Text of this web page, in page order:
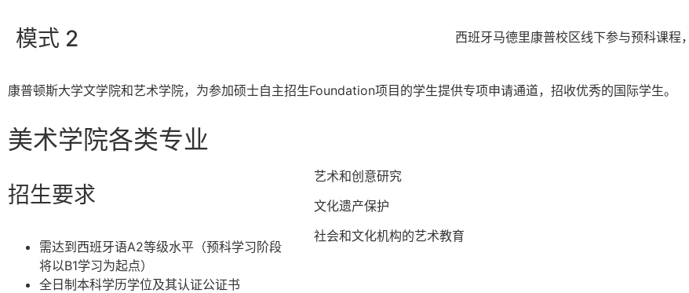
模式 2 西班牙马德里康普校区线下参与预科课程
康普顿斯大学文学院和艺术学院，为参加硕士自主招生Foundation项目的学生提供专项申请通道，招收优秀的国际学生。
美术学院各类专业
招生要求
需达到西班牙语A2等级水平（预科学习阶段
将以B1学习为起点）
全日制本科学历学位及其认证公证书
艺术和创意研究
文化遗产保护
社会和文化机构的艺术教育